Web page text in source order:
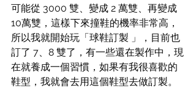
可能從 3000 雙、變成 2 萬雙、再變成
10萬雙，這樣下來撞鞋的機率非常高，
所以我就開始玩「球鞋訂製 」，目前也
訂了 7、8 雙了，有一些還在製作中，現
在就養成一個習慣，如果有我很喜歡的
鞋型，我就會去用這個鞋型去做訂製。